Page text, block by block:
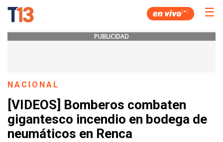
☰
PUBLICIDAD
NACIONAL
[VIDEOS] Bomberos combaten
gigantesco incendio en bodega de
neumáticos en Renca